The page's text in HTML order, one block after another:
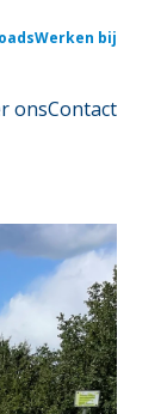
Werken bij
onsContact